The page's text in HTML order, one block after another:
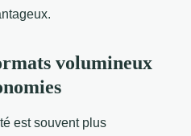
volumineux
est souvent plus